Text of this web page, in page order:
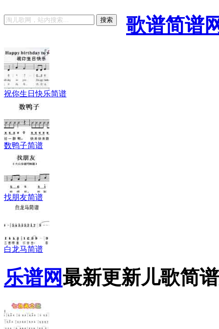
搜索 歌谱简谱
祝你生日快乐简谱
数鸭子简谱
找朋友简谱
白龙马简谱
乐谱网最新更新儿歌简